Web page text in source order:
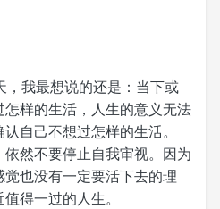
我最想说的还是：当下或
样的生活，人生的意义无法
自己不想过怎样的生活。
然不要停止自我审视。因为
也没有一定要活下去的理
得一过的人生。